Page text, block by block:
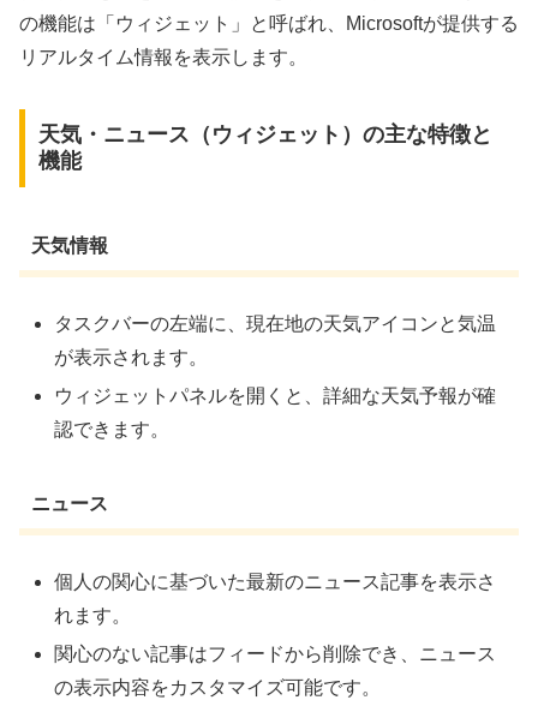
の機能は「ウィジェット」と呼ばれ、Microsoftが提供する
リアルタイム情報を表示します。
天気・ニュース（ウィジェット）の主な特徴と
機能
天気情報
タスクバーの左端に、現在地の天気アイコンと気温
が表示されます。
ウィジェットパネルを開くと、詳細な天気予報が確
認できます。
ニュース
個人の関心に基づいた最新のニュース記事を表示さ
れます。
関心のない記事はフィードから削除でき、ニュース
の表示内容をカスタマイズ可能です。